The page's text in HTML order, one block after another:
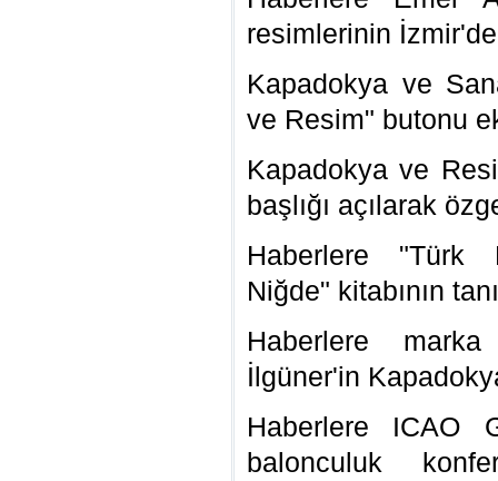
resimlerinin
Kapadokya ve
ve Resim" butonu
Kapadokya ve
başlığı açılarak
Haberlere "Türk
Niğde" kitabının
Haberlere
İlgüner'in
Haberlere ICAO
balonculuk